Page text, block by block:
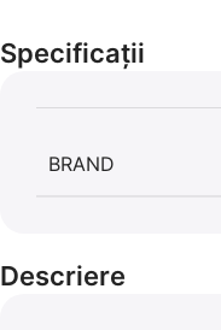
56,86 LEI
Specificații
BRAND
Descriere